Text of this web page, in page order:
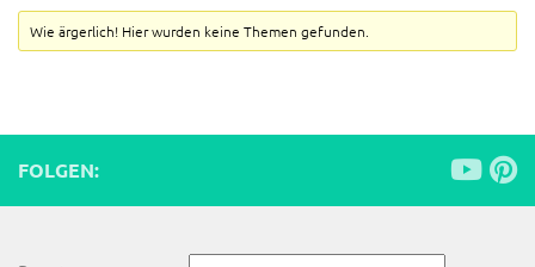
Wie ärgerlich! Hier wurden keine Themen gefunden.
FOLGEN: